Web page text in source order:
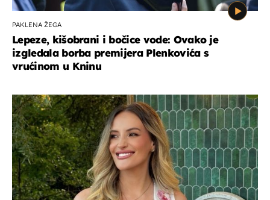
PAKLENA ŽEGA
Lepeze, kišobrani i bočice vode: Ovako je
izgledala borba premijera Plenkovića s
vrućinom u Kninu